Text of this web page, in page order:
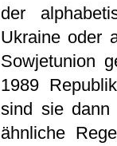
der
Ukraine oder
Sowjetunion
1989
sind sie dann
ähnliche